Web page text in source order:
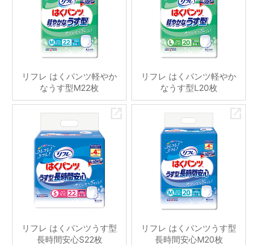
リフレ はくパンツ軽やか
なうす型M22枚
リフレ はくパンツ軽やか
なうす型L20枚
リフレ はくパンツうす型
長時間安心S22枚
リフレ はくパンツうす型
長時間安心M20枚